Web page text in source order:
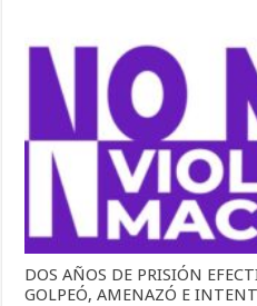
DOS AÑOS DE PRISIÓN
GOLPEÓ, AMENAZÓ E